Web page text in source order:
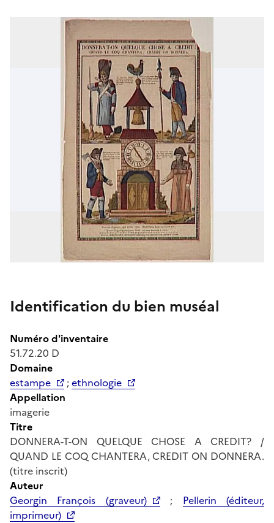
Identification du bien muséal
Numéro d'inventaire
51.72.20 D
Domaine
estampe
;ethnologie
Appellation
imagerie
Titre
DONNERA-T-ON QUELQUE CHOSE A CREDIT? /
QUAND LE COQ CHANTERA, CREDIT ON DONNERA.
(titre inscrit)
Auteur
Georgin François (graveur)
; Pellerin (éditeur,
imprimeur)